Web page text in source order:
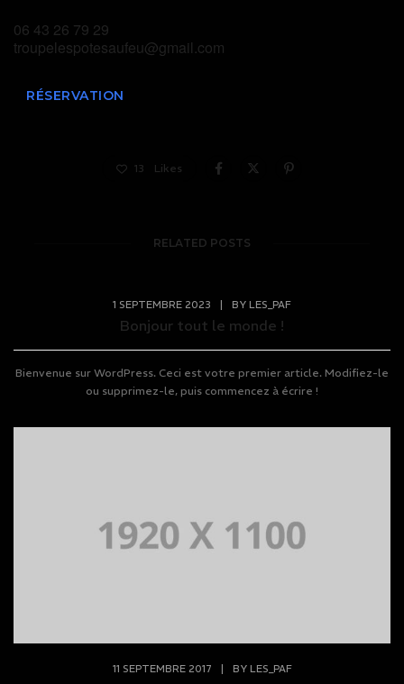
06 43 26 79 29
troupelespotesaufeu@gmail.com
RÉSERVATION
13 Likes
RELATED POSTS
1 SEPTEMBRE 2023 BY LES_PAF
Bonjour tout le monde !
Bienvenue sur WordPress. Ceci est votre premier article. Modifiez-le
ou supprimez-le, puis commencez à écrire !
11 SEPTEMBRE 2017 BY LES_PAF